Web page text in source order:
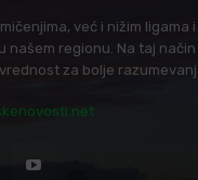
već i nižim ligama
regionu. Na taj
za bolje